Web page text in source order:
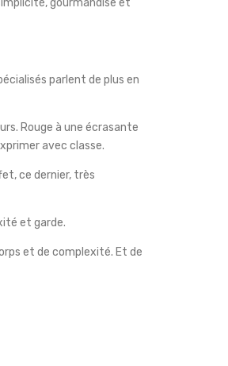
gourmandise et
parlent de plus en
Rouge à une écrasante
avec classe.
ce dernier, très
et garde.
et de complexité. Et de